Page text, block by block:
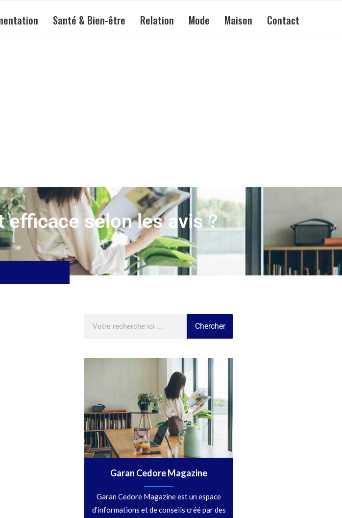
Santé & Bien-être Relation Mode Maison Contact
efficace selon les avis ?
Chercher
Garan Cedore Magazine
Garan Cedore Magazine est un espace
d’informations et de conseils créé par des